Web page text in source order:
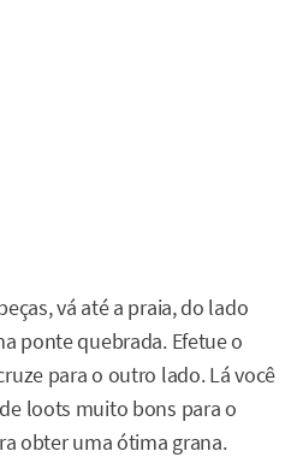
vá até a praia, do lado
ponte quebrada. Efetue o
para o outro lado. Lá você
loots muito bons para o
obter uma ótima grana.